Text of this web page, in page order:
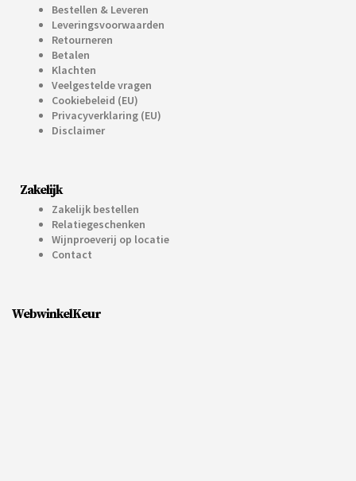
Bestellen & Leveren
Leveringsvoorwaarden
Retourneren
Betalen
Klachten
Veelgestelde vragen
Cookiebeleid (EU)
Privacyverklaring (EU)
Disclaimer
Zakelijk
Zakelijk bestellen
Relatiegeschenken
Wijnproeverij op locatie
Contact
WebwinkelKeur